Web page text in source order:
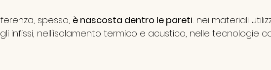
spesso, è nascosta dentro le pareti: nei materiali
infissi, nell'isolamento termico e acustico, nelle tecnologie